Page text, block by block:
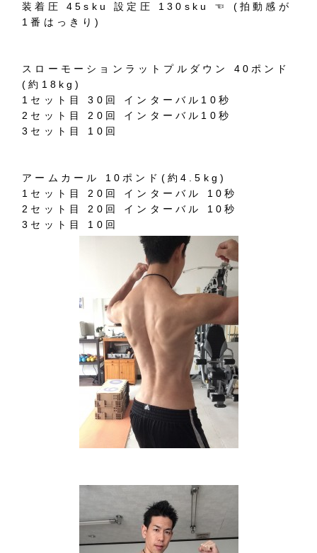
装着圧 45sku 設定圧 130sku ☜ (拍動感が
1番はっきり)
スローモーションラットプルダウン 40ポンド
(約18kg)
1セット目 30回 インターバル10秒
2セット目 20回 インターバル10秒
3セット目 10回
アームカール 10ポンド(約4.5kg)
1セット目 20回 インターバル 10秒
2セット目 20回 インターバル 10秒
3セット目 10回